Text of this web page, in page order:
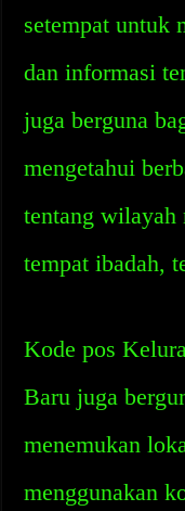
setempat untuk
dan informasi
juga berguna
mengetahui
tentang wilayah
tempat ibadah,
Kode pos
Baru juga
menemukan
menggunakan